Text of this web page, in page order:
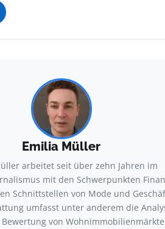
Emilia Müller
arbeitet seit über zehn Jahren im
mit den Schwerpunkten
Schnittstellen von Mode und
umfasst unter anderem die
von